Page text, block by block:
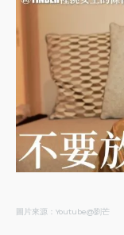
圖片來源：Youtube@劉芒